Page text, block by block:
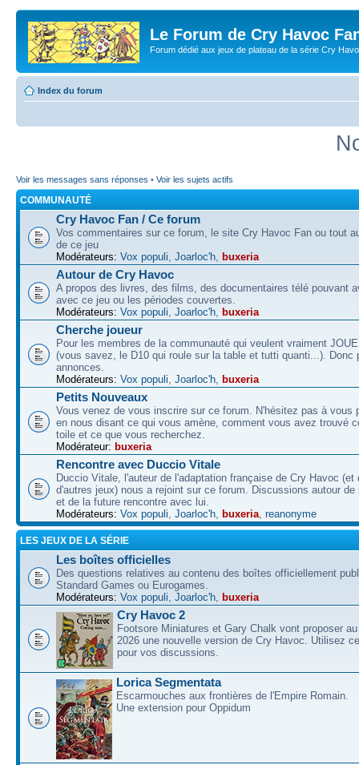
Le Forum de Cry Havoc
Forum dédié aux jeux de plateau de la série Cry
Index du forum
Voir les messages sans réponses • Voir les sujets actifs
COMMUNAUTÉ
Cry Havoc Fan / Ce forum
Vos commentaires sur ce forum, le site Cry Havoc Fan ou tout
de ce jeu
Modérateurs: Vox populi, Joarloc'h, buxeria
Autour de Cry Havoc
A propos des livres, des films, des documentaires télé pouvant
avec ce jeu ou les périodes couvertes.
Modérateurs: Vox populi, Joarloc'h, buxeria
Cherche joueur
Pour les membres de la communauté qui veulent vraiment
(vous savez, le D10 qui roule sur la table et tutti quanti...). Donc
annonces.
Modérateurs: Vox populi, Joarloc'h, buxeria
Petits Nouveaux
Vous venez de vous inscrire sur ce forum. N'hésitez pas à vous
en nous disant ce qui vous amène, comment vous avez trouvé
toile et ce que vous recherchez.
Modérateur: buxeria
Rencontre avec Duccio Vitale
Duccio Vitale, l'auteur de l'adaptation française de Cry Havoc (et
d'autres jeux) nous a rejoint sur ce forum. Discussions autour de
et de la future rencontre avec lui.
Modérateurs: Vox populi, Joarloc'h, buxeria, reanonyme
LES JEUX DE LA SÉRIE
Les boîtes officielles
Des questions relatives au contenu des boîtes officiellement
Standard Games ou Eurogames.
Modérateurs: Vox populi, Joarloc'h, buxeria
Cry Havoc 2
Footsore Miniatures et Gary Chalk vont proposer
2026 une nouvelle version de Cry Havoc. Utilisez
pour vos discussions.
Lorica Segmentata
Escarmouches aux frontières de l'Empire Romain.
Une extension pour Oppidum